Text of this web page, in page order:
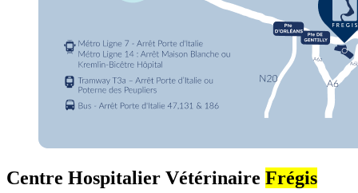
Centre Hospitalier Vétérinaire Frégis